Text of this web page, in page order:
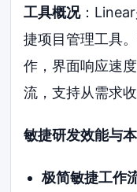
工具概况：
捷项目管理工具
作，界面响应速
流，支持从需求
敏捷研发效能与
极简敏捷工作